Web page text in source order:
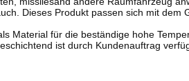
Dieses Produkt passen sich mit dem
Material für die beständige hohe
ist durch Kundenauftrag